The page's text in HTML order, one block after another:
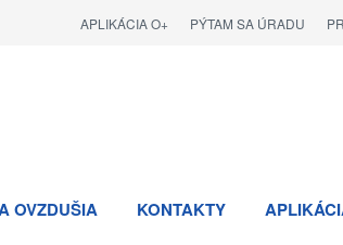
PÝTAM SA ÚRADU
APLIKÁCIA O+
OVZDUŠIA KONTAKTY